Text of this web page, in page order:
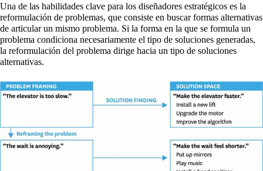
Una de las habilidades clave para los diseñadores estratégicos es la
reformulación de problemas, que consiste en buscar formas alternativas
de articular un mismo problema. Si la forma en la que se formula un
problema condiciona necesariamente el tipo de soluciones generadas,
la reformulación del problema dirige hacia un tipo de soluciones
alternativas.